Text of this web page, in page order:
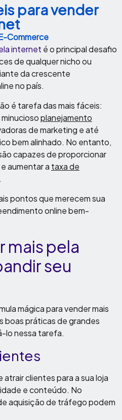
para vender
Commerce
internet é o principal desafio
de qualquer nicho ou
da crescente
no país.
é tarefa das mais fáceis:
planejamento
de marketing e até
bem alinhado. No entanto,
capazes de proporcionar
aumentar a taxa de
pontos que merecem sua
online bem-
mais pela
seu
mágica para vender mais
boas práticas de grandes
lo nessa tarefa.
atrair clientes para a sua loja
e conteúdo. No
aquisição de tráfego podem